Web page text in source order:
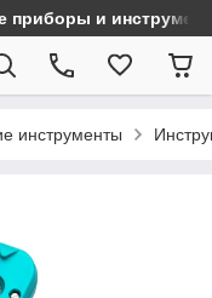
приборы и
инструменты